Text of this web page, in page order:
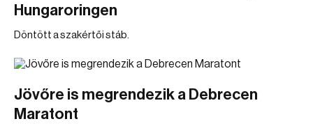
Hungaroringen
Döntött a szakértői stáb.
Jövőre is megrendezik a Debrecen
Maratont